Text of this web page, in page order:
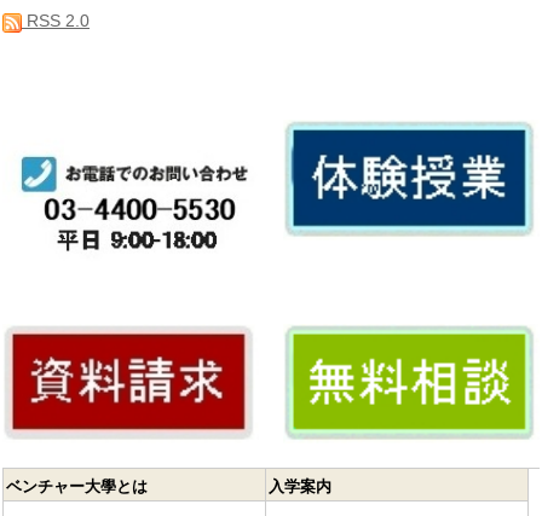
RSS 2.0
ベンチャー大學とは 入学案内